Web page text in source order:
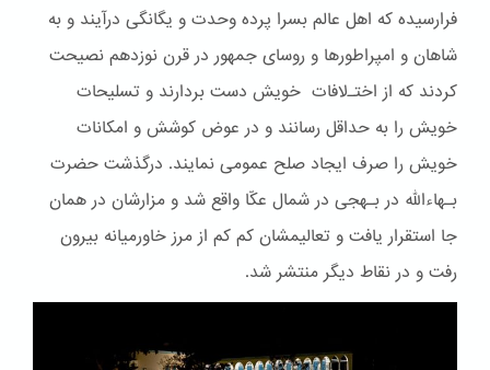
فرارسیده که اهل عالم بسرا پرده وحدت و یگانگی درآیند و به
شاهان و امپراطورها و روسای جمهور در قرن نوزدهم نصیحت
کردند که از اختـﻻفات خویش دست بردارند و تسلیحات
خویش را به حداقل رسانند و در عوض کوشش و امکانات
خویش را صرف ایجاد صلح عمومی نمایند. درگذشت حضرت
بـهاءالله در بـهجی در شمال عکّا واقع شد و مزارشان در همان
جا استقرار یافت و تعالیمشان کم کم از مرز خاورمیانه بیرون
رفت و در نقاط دیگر منتشر شد.